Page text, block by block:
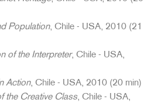
Population, Chile - USA, 2010 (21
of the Interpreter, Chile - USA,
Action, Chile - USA, 2010 (20 min)
the Creative Class, Chile - USA,